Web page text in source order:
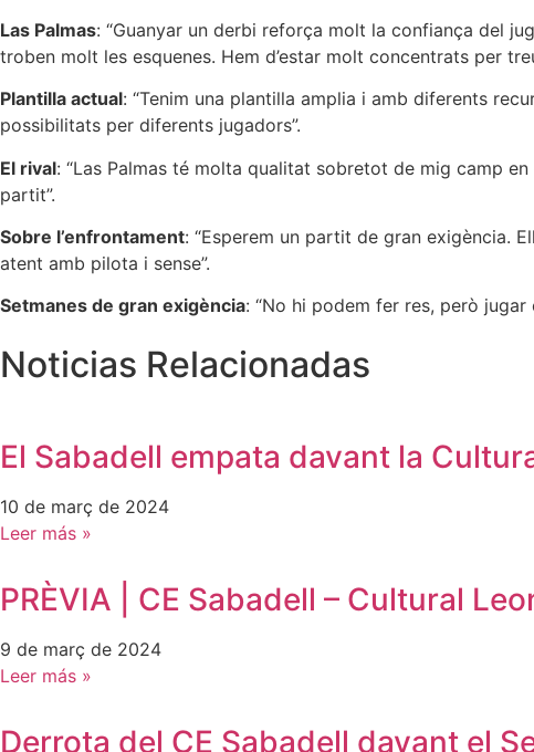
Las Palmas: “Guanyar un derbi reforça molt la confiança del
troben molt les esquenes. Hem d’estar molt concentrats per
Plantilla actual: “Tenim una plantilla amplia i amb diferents
possibilitats per diferents jugadors”.
El rival: “Las Palmas té molta qualitat sobretot de mig camp
partit”.
Sobre l’enfrontament: “Esperem un partit de gran exigència.
atent amb pilota i sense”.
Setmanes de gran exigència: “No hi podem fer res, però
Noticias Relacionadas
El Sabadell empata davant la
10 de març de 2024
Leer más »
PRÈVIA | CE Sabadell – Cultural
9 de març de 2024
Leer más »
Derrota del CE Sabadell davant el